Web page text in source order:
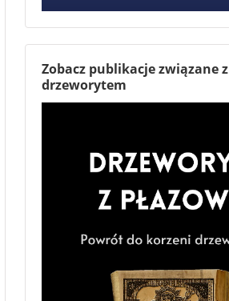
Zobacz publikacje związane z
drzeworytem